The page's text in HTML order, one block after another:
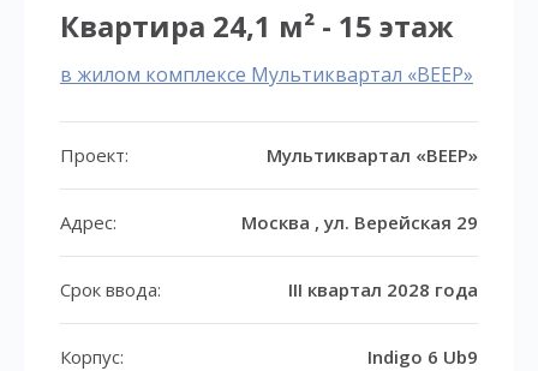
Квартира 24,1 м² - 15 этаж
в жилом комплексе Мультиквартал «ВЕЕР»
Проект: Мультиквартал «ВЕЕР»
Адрес: Москва , ул. Верейская 29
Срок ввода: III квартал 2028 года
Корпус: Indigo 6 Ub9